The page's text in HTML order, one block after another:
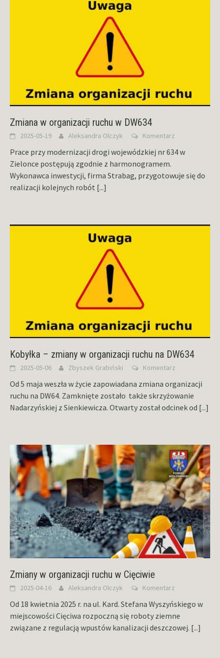
Zmiana w organizacji ruchu w DW634
2025-05-19 Aleksandra Olczyk Komentarz
Prace przy modernizacji drogi wojewódzkiej nr 634 w
Zielonce postępują zgodnie z harmonogramem.
Wykonawca inwestycji, firma Strabag, przygotowuje się do
realizacji kolejnych robót [...]
Kobyłka – zmiany w organizacji ruchu na DW634
2025-05-06 Zbyszek Grabiński Komentarz
Od 5 maja weszła w życie zapowiadana zmiana organizacji
ruchu na DW64. Zamknięte zostało także skrzyżowanie
Nadarzyńskiej z Sienkiewicza. Otwarty został odcinek od [...]
Zmiany w organizacji ruchu w Cięciwie
2025-04-16 Aleksandra Olczyk Komentarz
Od 18 kwietnia 2025 r. na ul. Kard. Stefana Wyszyńskiego w
miejscowości Cięciwa rozpoczną się roboty ziemne
związane z regulacją wpustów kanalizacji deszczowej. [...]